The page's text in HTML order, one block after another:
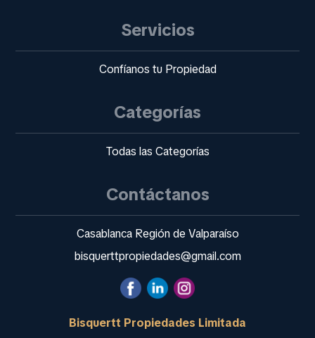
Servicios
Confíanos tu Propiedad
Categorías
Todas las Categorías
Contáctanos
Casablanca Región de Valparaíso
bisquerttpropiedades@gmail.com
Bisquertt Propiedades Limitada